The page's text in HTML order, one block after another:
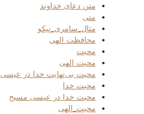
متن دعای خداوند
متی
مثال_سامری_نیکو
محافظت الهی
محبت
محبت الهی
محبت بی‌نهایت خدا در عیسی
محبت خدا
محبت خدا در عیسی مسیح
محبت_الهی